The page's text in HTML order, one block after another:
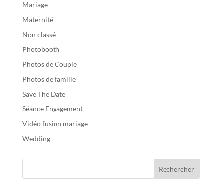
Mariage
Maternité
Non classé
Photobooth
Photos de Couple
Photos de famille
Save The Date
Séance Engagement
Vidéo fusion mariage
Wedding